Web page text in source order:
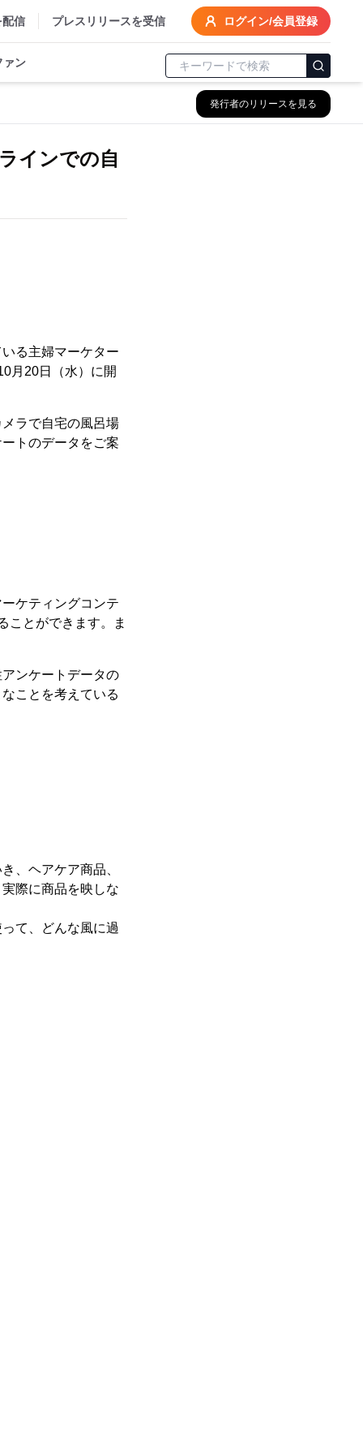
配信 プレスリリースを受信 ログイン/会員登録
ァン
発行者のリリースを見る
インでの自
る主婦マーケター
月20日（水）に開
ラで自宅の風呂場
トのデータをご案
ケティングコンテ
ことができます。ま
ンケートデータの
ことを考えている
、ヘアケア商品、
際に商品を映しな
て、どんな風に過